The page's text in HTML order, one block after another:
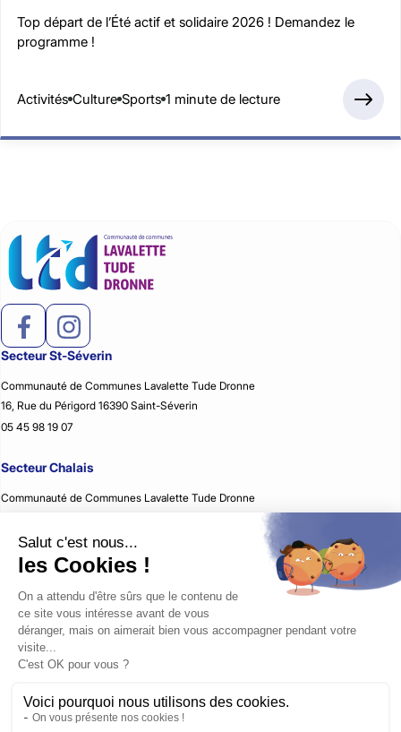
Top départ de l’Été actif et solidaire 2026 ! Demandez le
programme !
Activités Culture Sports 1 minute de lecture
Secteur St-Séverin
Communauté de Communes Lavalette Tude Dronne
16, Rue du Périgord 16390 Saint-Séverin
05 45 98 19 07
Secteur Chalais
Communauté de Communes Lavalette Tude Dronne
05 45 98 59 51
Communauté de Communes Lavalette Tude Dronne
35, Avenue d’Aquitaine 16190 Montmoreau
05 45 24 08 79
Communauté de Communes Lavalette Tude Dronne